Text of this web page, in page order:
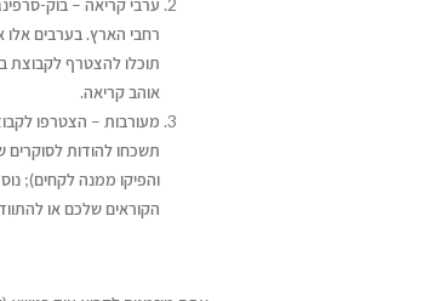
ערבי קריאה – בוק-
רחבי הארץ. בערבים אלו
תוכלו להצטרף לקבוצת
אוהב קריאה.
מעורבות – הצטרפו
תשכחו להודות
והפיקו ממנה לקחים);
הקוראים שלכם או
גדולה לקולות ייחודיים